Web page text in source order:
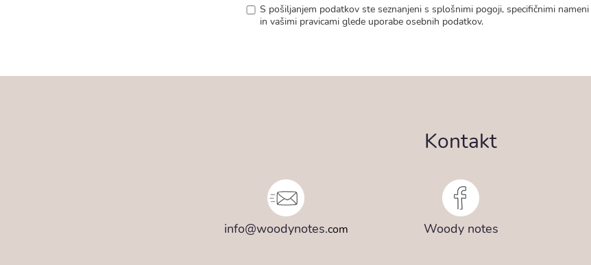
S pošiljanjem podatkov ste seznanjeni s splošnimi pogoji, specifičnimi
in vašimi pravicami glede uporabe osebnih podatkov.
Kontakt
info@woodynotes.com Woody notes